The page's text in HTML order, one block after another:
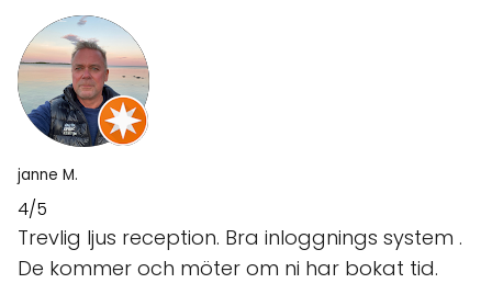
janne M.
4/5
Trevlig ljus reception. Bra inloggnings system .
De kommer och möter om ni har bokat tid.